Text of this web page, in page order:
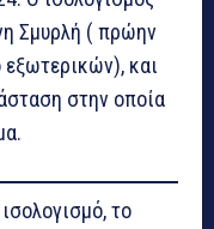
Σμυρλή ( πρώην
εξωτερικών), και
στην οποία
το